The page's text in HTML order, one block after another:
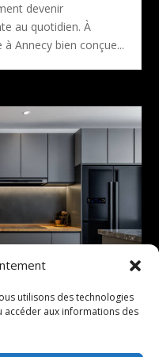
utilisons des technologies
aux informations des
devenir
au quotidien. À
à Annecy bien conçue...
à Annecy